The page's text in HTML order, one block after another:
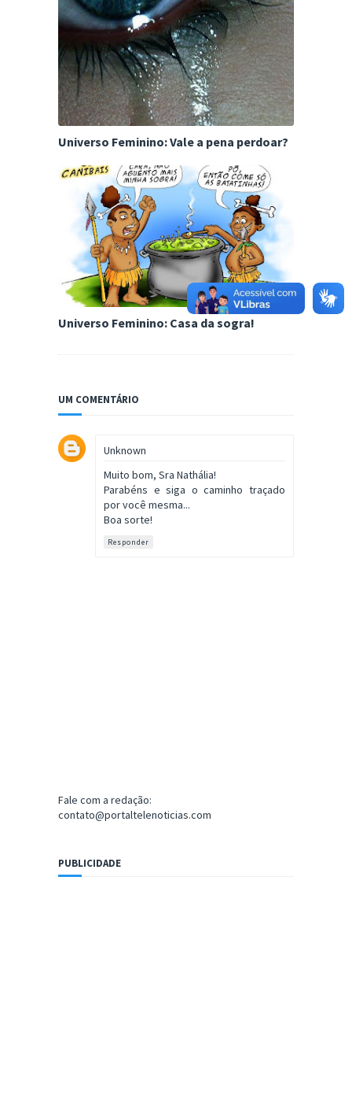
Universo Feminino: Vale a pena perdoar?
Universo Feminino: Casa da sogra!
UM COMENTÁRIO
Unknown
Muito bom, Sra Nathália!
Parabéns e siga o caminho traçado
por você mesma...
Boa sorte!
Responder
Fale com a redação:
contato@portaltelenoticias.com
PUBLICIDADE